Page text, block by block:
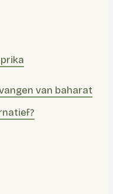
van baharat